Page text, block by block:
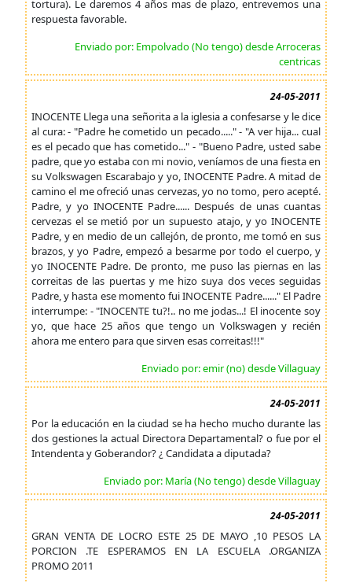
tortura). Le daremos 4 años mas de plazo, entrevemos una
respuesta favorable.
Enviado por: Empolvado (No tengo) desde Arroceras
centricas
24-05-2011
INOCENTE Llega una señorita a la iglesia a confesarse y le dice
al cura: - "Padre he cometido un pecado....." - "A ver hija... cual
es el pecado que has cometido..." - "Bueno Padre, usted sabe
padre, que yo estaba con mi novio, veníamos de una fiesta en
su Volkswagen Escarabajo y yo, INOCENTE Padre. A mitad de
camino el me ofreció unas cervezas, yo no tomo, pero acepté.
Padre, y yo INOCENTE Padre...... Después de unas cuantas
cervezas el se metió por un supuesto atajo, y yo INOCENTE
Padre, y en medio de un callejón, de pronto, me tomó en sus
brazos, y yo Padre, empezó a besarme por todo el cuerpo, y
yo INOCENTE Padre. De pronto, me puso las piernas en las
correitas de las puertas y me hizo suya dos veces seguidas
Padre, y hasta ese momento fui INOCENTE Padre......" El Padre
interrumpe: - "INOCENTE tu?!.. no me jodas...! El inocente soy
yo, que hace 25 años que tengo un Volkswagen y recién
ahora me entero para que sirven esas correitas!!!"
Enviado por: emir (no) desde Villaguay
24-05-2011
Por la educación en la ciudad se ha hecho mucho durante las
dos gestiones la actual Directora Departamental? o fue por el
Intendenta y Goberandor? ¿ Candidata a diputada?
Enviado por: María (No tengo) desde Villaguay
24-05-2011
GRAN VENTA DE LOCRO ESTE 25 DE MAYO ,10 PESOS LA
PORCION .TE ESPERAMOS EN LA ESCUELA .ORGANIZA
PROMO 2011